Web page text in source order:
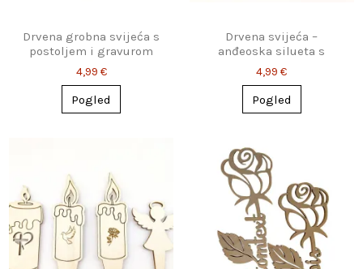
Drvena grobna svijeća s
postoljem i gravurom
4,99 €
Pogled
Drvena svijeća –
anđeoska silueta s
natpisom po želji (šiljak
ili stalak)
4,99 €
Pogled